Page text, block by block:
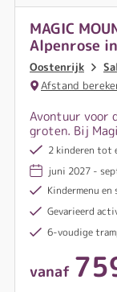
MAGIC
Alpenrose
Oostenrijk
Afstand
Avontuur voor
groten. Bij
internationaal
belevenissen,
wellnessruimte
ontspanning
2 kinderen tot
juni 2027 -
Kindermenu en
Gevarieerd
6-voudige
vanaf